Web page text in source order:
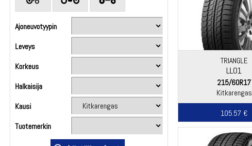
Ajoneuvotyypin
Leveys
Korkeus
Halkaisija
Kausi
Tuotemerkin
TRIANGLE
LL01
215/60R17
Kitkarengas
105.57 €